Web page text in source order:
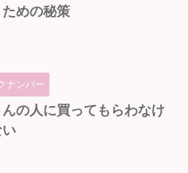
めの秘策
ナンバー
んの人に買ってもらわなけ